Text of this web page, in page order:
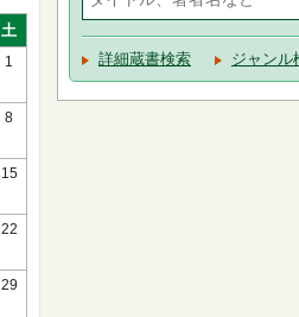
土
1
8
15
22
29
詳細蔵書検索 ジャンル